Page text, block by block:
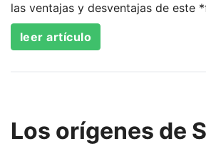
las ventajas y desventajas de este
leer artículo
Los orígenes de